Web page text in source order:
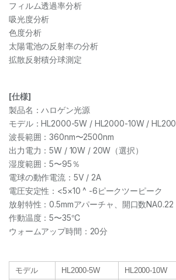
フィルム透過率分析
吸光度分析
色度分析
太陽電池の反射率の分析
拡散反射積分球測定
[仕様]
製品名：ハロゲン光源
モデル：HL2000-5W / HL2000-10W /
波長範囲：360nm〜2500nm
出力電力：5W / 10W / 20W（選択）
湿度範囲：5〜95％
電球の動作電流：5V / 2A
電圧安定性：<5×10 ^ -6ピークツーピーク
放射特性：0.5mmアパーチャ、開口数NA0.22
作動温度：5〜35℃
ウォームアップ時間：20分
モデル HL2000-5W HL2000-10W